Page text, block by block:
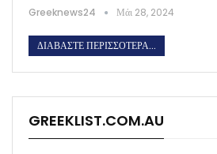
Greeknews24 Μάι 28, 2024
ΔΙΑΒΆΣΤΕ ΠΕΡΙΣΣΌΤΕΡΑ...
GREEKLIST.COM.AU